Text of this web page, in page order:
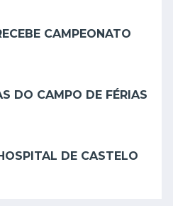
CAMPEONATO
DO CAMPO DE FÉRIAS
DE CASTELO